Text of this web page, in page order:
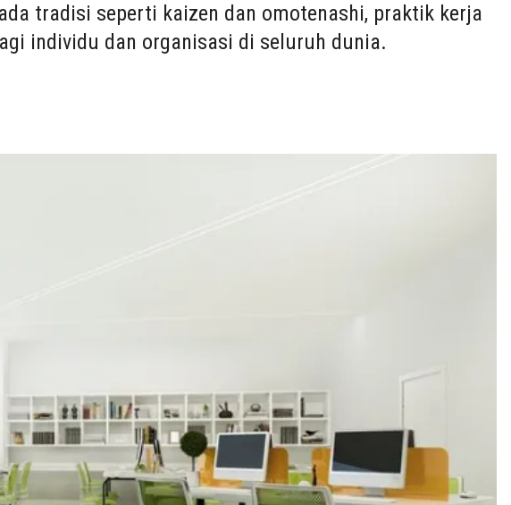
tradisi seperti kaizen dan omotenashi, praktik kerja
individu dan organisasi di seluruh dunia.